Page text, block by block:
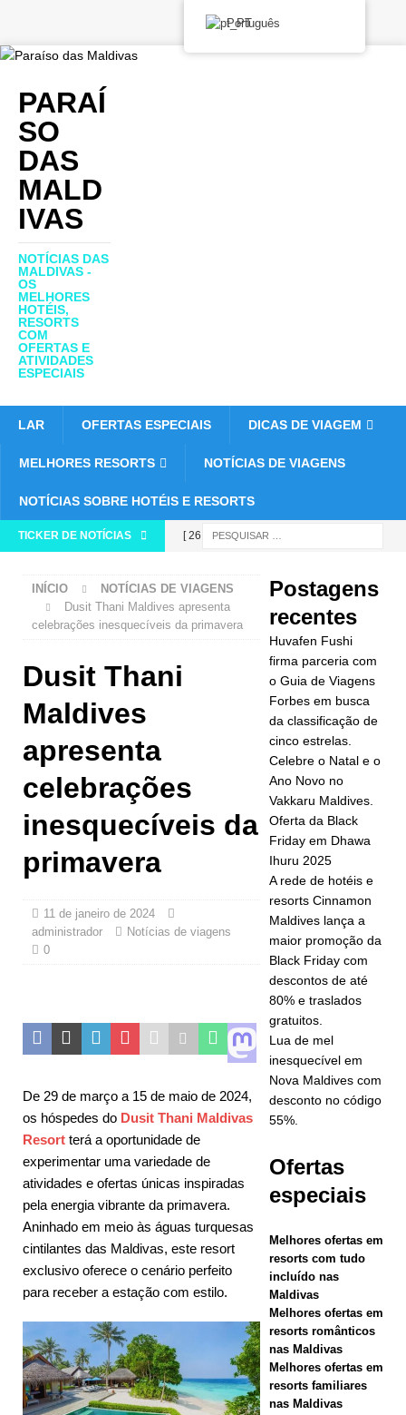
PARAÍ
SO
DAS
MALD
IVAS
NOTÍCIAS DAS
MALDIVAS -
OS
MELHORES
HOTÉIS,
RESORTS
COM
OFERTAS E
ATIVIDADES
ESPECIAIS
LAR OFERTAS ESPECIAIS DICAS DE VIAGEM
MELHORES RESORTS NOTÍCIAS DE VIAGENS
NOTÍCIAS SOBRE HOTÉIS E RESORTS
TICKER DE NOTÍCIAS [ 26 de
Huvafen
Forbes em
busca da
HOTÉIS E
[ 24 de
novembro de
2025 ]
Celebre o
Ano Novo no
Maldives.
HOTÉIS E
novembro de
INÍCIO
NOTÍCIAS DE VIAGENS
Dusit Thani Maldives apresenta
celebrações inesquecíveis da primavera
Dusit Thani
Maldives
apresenta
celebrações
inesquecíveis da
primavera
11 de janeiro de 2024
administrador
Notícias de viagens
0
De 29 de março a 15 de maio de 2024,
os hóspedes do Dusit Thani Maldivas
Resort terá a oportunidade de
experimentar uma variedade de
atividades e ofertas únicas inspiradas
pela energia vibrante da primavera.
Aninhado em meio às águas turquesas
cintilantes das Maldivas, este resort
exclusivo oferece o cenário perfeito
para receber a estação com estilo.
Postagens
recentes
Huvafen Fushi
firma parceria com
o Guia de Viagens
Forbes em busca
da classificação de
cinco estrelas.
Celebre o Natal e o
Ano Novo no
Vakkaru Maldives.
Oferta da Black
Friday em Dhawa
Ihuru 2025
A rede de hotéis e
resorts Cinnamon
Maldives lança a
maior promoção da
Black Friday com
descontos de até
80% e traslados
gratuitos.
Lua de mel
inesquecível em
Nova Maldives com
desconto no código
55%.
Ofertas
especiais
Melhores ofertas em
resorts com tudo
incluído nas
Maldivas
Melhores ofertas em
resorts românticos
nas Maldivas
Melhores ofertas em
resorts familiares
nas Maldivas
Português